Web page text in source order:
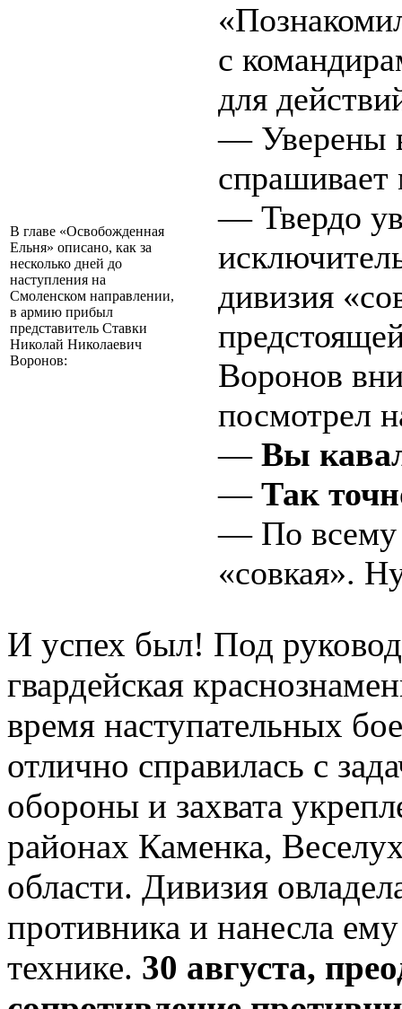
В главе «Освобожденная
Ельня» описано, как за
несколько дней до
наступления на
Смоленском направлении,
в армию прибыл
представитель Ставки
Николай Николаевич
Воронов:
с
для
— Уверены
— Твердо
дивизия
Воронов
посмотрел
—Вы
—Так
— По всему
«совкая».
И успех был! Под
гвардейская
время наступательных
отлично справилась с
обороны и захвата
районах Каменка,
области. Дивизия
противника и нанесла
технике. 30 августа,